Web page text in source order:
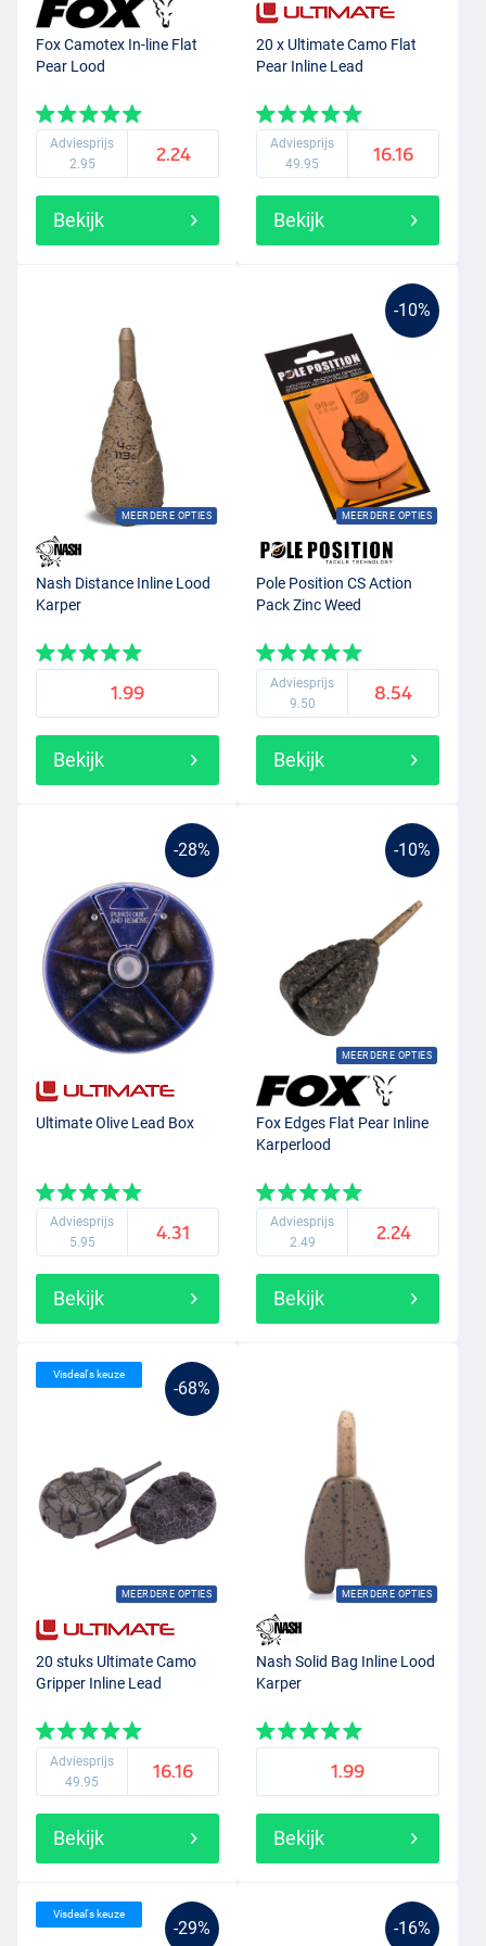
voor zowel een gerichte karperaanpak als een stevige
doodaasmontage.
Fox Camotex In-line Flat
Pear Lood
Adviesprijs
2.95
2.24
Bekijk
20 x Ultimate Camo Flat
Pear Inline Lead
Adviesprijs
49.95
16.16
Bekijk
MEERDERE OPTIES
Nash Distance Inline Lood
Karper
1.99
Bekijk
-10%
MEERDERE OPTIES
Pole Position CS Action
Pack Zinc Weed
Adviesprijs
9.50
8.54
Bekijk
-28%
Ultimate Olive Lead Box
Adviesprijs
5.95
4.31
Bekijk
-10%
MEERDERE OPTIES
Fox Edges Flat Pear Inline
Karperlood
Adviesprijs
2.49
2.24
Bekijk
-68%
MEERDERE OPTIES
Visdeal's keuze
20 stuks Ultimate Camo
Gripper Inline Lead
Adviesprijs
49.95
16.16
Bekijk
MEERDERE OPTIES
Nash Solid Bag Inline Lood
Karper
1.99
Bekijk
-29%
Visdeal's keuze
-16%